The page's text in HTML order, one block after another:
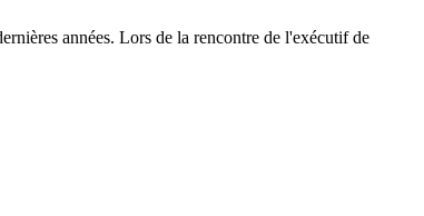
années. Lors de la rencontre de l'exécutif de